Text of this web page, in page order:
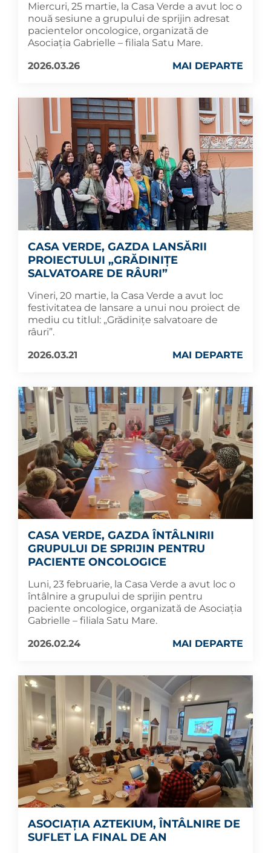
Miercuri, 25 martie, la Casa Verde a avut loc o
nouă sesiune a grupului de sprijin adresat
pacientelor oncologice, organizată de
Asociația Gabrielle – filiala Satu Mare.
2026.03.26
MAI DEPARTE
CASA VERDE, GAZDA LANSĂRII
PROIECTULUI „GRĂDINIȚE
SALVATOARE DE RÂURI”
Vineri, 20 martie, la Casa Verde a avut loc
festivitatea de lansare a unui nou proiect de
mediu cu titlul: „Grădinițe salvatoare de
râuri”.
2026.03.21
MAI DEPARTE
CASA VERDE, GAZDA ÎNTÂLNIRII
GRUPULUI DE SPRIJIN PENTRU
PACIENTE ONCOLOGICE
Luni, 23 februarie, la Casa Verde a avut loc o
întâlnire a grupului de sprijin pentru
paciente oncologice, organizată de Asociația
Gabrielle – filiala Satu Mare.
2026.02.24
MAI DEPARTE
ASOCIAȚIA AZTEKIUM, ÎNTÂLNIRE DE
SUFLET LA FINAL DE AN